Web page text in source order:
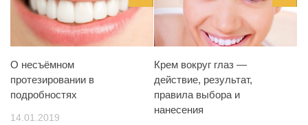
О несъёмном
протезировании в
подробностях
14.01.2019
Крем вокруг глаз —
действие, результат,
правила выбора и
нанесения